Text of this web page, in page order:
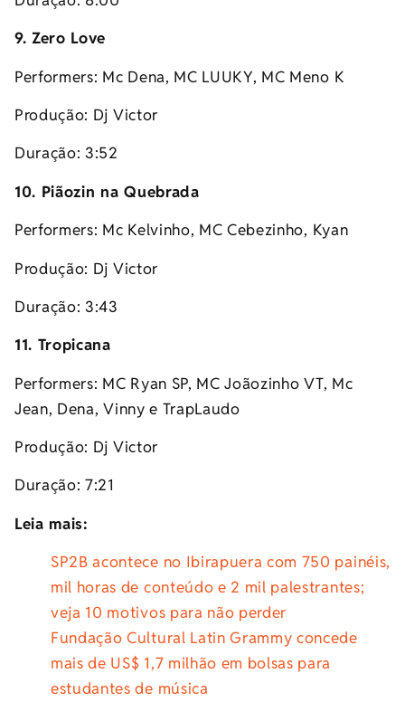
9. Zero Love
Performers: Mc Dena, MC LUUKY, MC Meno K
Produção: Dj Victor
Duração: 3:52
10. Piãozin na Quebrada
Performers: Mc Kelvinho, MC Cebezinho, Kyan
Produção: Dj Victor
Duração: 3:43
11. Tropicana
Performers: MC Ryan SP, MC Joãozinho VT, Mc
Jean, Dena, Vinny e TrapLaudo
Produção: Dj Victor
Duração: 7:21
Leia mais:
SP2B acontece no Ibirapuera com 750 painéis,
mil horas de conteúdo e 2 mil palestrantes;
veja 10 motivos para não perder
Fundação Cultural Latin Grammy concede
mais de US$ 1,7 milhão em bolsas para
estudantes de música